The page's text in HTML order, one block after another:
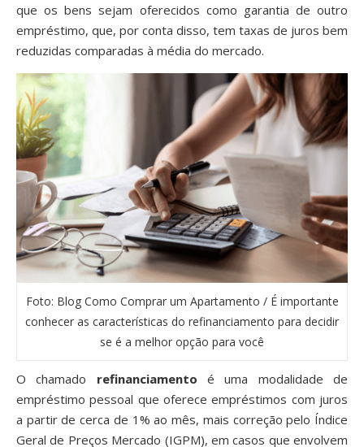
que os bens sejam oferecidos como garantia de outro
empréstimo, que, por conta disso, tem taxas de juros bem
reduzidas comparadas à média do mercado.
Foto: Blog Como Comprar um Apartamento / É importante
conhecer as características do refinanciamento para decidir
se é a melhor opção para você
O chamado refinanciamento é uma modalidade de
empréstimo pessoal que oferece empréstimos com juros
a partir de cerca de 1% ao mês, mais correção pelo Índice
Geral de Preços Mercado (IGPM), em casos que envolvem